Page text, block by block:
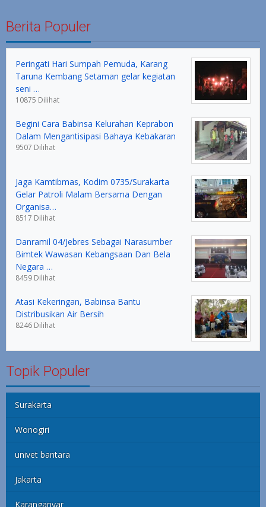
Berita Populer
Peringati Hari Sumpah Pemuda, Karang
Taruna Kembang Setaman gelar kegiatan
seni …
10875 Dilihat
Begini Cara Babinsa Kelurahan Keprabon
Dalam Mengantisipasi Bahaya Kebakaran
9507 Dilihat
Jaga Kamtibmas, Kodim 0735/Surakarta
Gelar Patroli Malam Bersama Dengan
Organisa…
8517 Dilihat
Danramil 04/Jebres Sebagai Narasumber
Bimtek Wawasan Kebangsaan Dan Bela
Negara …
8459 Dilihat
Atasi Kekeringan, Babinsa Bantu
Distribusikan Air Bersih
8246 Dilihat
Topik Populer
Surakarta
Wonogiri
univet bantara
Jakarta
Karanganyar